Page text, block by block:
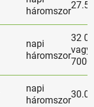
háromszor
napi
háromszor
32
vagy
napi
háromszor